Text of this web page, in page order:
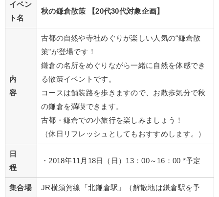
イベン
ト名
秋の鎌倉散策 【20代30代対象企画】
内
容
古都の自然や寺社めぐりが楽しい人気の“鎌倉散
策”が登場です！
鎌倉の名所をめぐりながら一緒に自然を体感でき
る散策イベントです。
コースは舗装路を歩きますので、お散歩気分で秋
の鎌倉を満喫できます。
古都・鎌倉での小旅行を楽しみましょう！
（休日リフレッシュとしてもおすすめします。）
日
程
・2018年11月18日（日）13：00～16：00 *予定
集合場
JR横須賀線「北鎌倉駅」（解散地は鎌倉駅を予